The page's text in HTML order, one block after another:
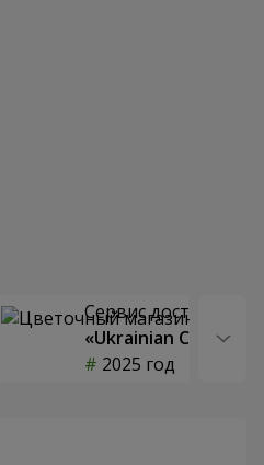
Сервис доставки
«Ukrainian Choice»
2025 год